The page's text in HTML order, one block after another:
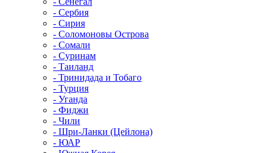
- Сербия
- Сирия
- Соломоновы Острова
- Сомали
- Суринам
- Таиланд
- Тринидада и Тобаго
- Турция
- Уганда
- Фиджи
- Чили
- Шри-Ланки (Цейлона)
- ЮАР